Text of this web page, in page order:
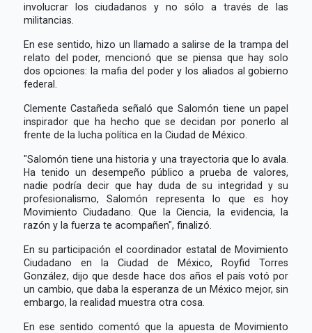
involucrar los ciudadanos y no sólo a través de las
militancias.
En ese sentido, hizo un llamado a salirse de la trampa del
relato del poder, mencionó que se piensa que hay solo
dos opciones: la mafia del poder y los aliados al gobierno
federal.
Clemente Castañeda señaló que Salomón tiene un papel
inspirador que ha hecho que se decidan por ponerlo al
frente de la lucha política en la Ciudad de México.
"Salomón tiene una historia y una trayectoria que lo avala.
Ha tenido un desempeño público a prueba de valores,
nadie podría decir que hay duda de su integridad y su
profesionalismo, Salomón representa lo que es hoy
Movimiento Ciudadano. Que la Ciencia, la evidencia, la
razón y la fuerza te acompañen", finalizó.
En su participación el coordinador estatal de Movimiento
Ciudadano en la Ciudad de México, Royfid Torres
González, dijo que desde hace dos años el país votó por
un cambio, que daba la esperanza de un México mejor, sin
embargo, la realidad muestra otra cosa.
En ese sentido comentó que la apuesta de Movimiento